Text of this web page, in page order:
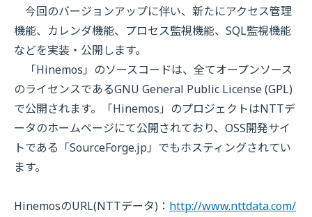
今回のバージョンアップに伴い、新たにアクセス管理
機能、カレンダ機能、プロセス監視機能、SQL監視機能
などを実装・公開します。
「Hinemos」のソースコードは、全てオープンソース
のライセンスであるGNU General Public License (GPL)
で公開されます。「Hinemos」のプロジェクトはNTTデ
ータのホームページにて公開されており、OSS開発サイ
トである「SourceForge.jp」でもホスティングされてい
ます。
HinemosのURL(NTTデータ)： http://www.nttdata.com/